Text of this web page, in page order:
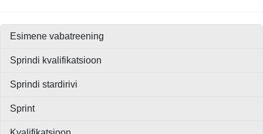
Esimene vabatreening
Sprindi kvalifikatsioon
Sprindi stardirivi
Sprint